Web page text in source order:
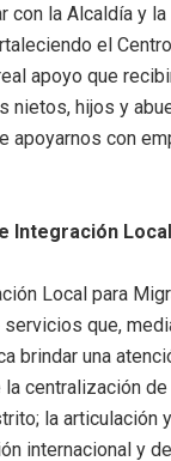
con la Alcaldía y
el
apoyo que
nietos, hijos y
apoyarnos con
Integración
Local para
que,
brindar una
centralización
la articulación
internacional y